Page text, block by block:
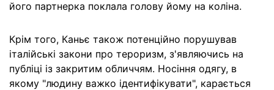
його партнерка поклала голову йому на коліна.
Крім того, Каньє також потенційно порушував
італійські закони про тероризм, з'являючись на
публіці із закритим обличчям. Носіння одягу, в
якому "людину важко ідентифікувати", карається